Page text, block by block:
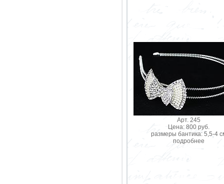
Арт. 245
Цена: 800 руб.
размеры бантика: 5,5-4
подробнее